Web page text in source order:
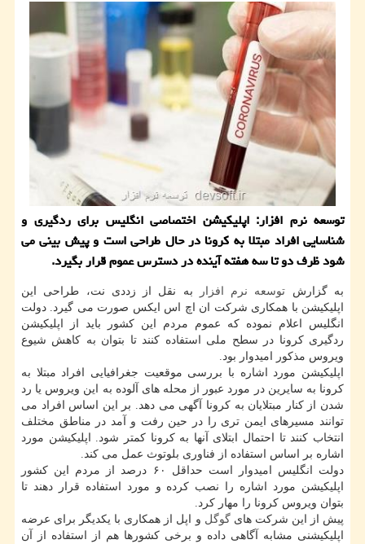
توسعه نرم افزار: اپلیكیشن اختصاصی انگلیس برای ردگیری و
شناسایی افراد مبتلا به كرونا در حال طراحی است و پیش بینی می
شود ظرف دو تا سه هفته آینده در دسترس عموم قرار بگیرد.
به گزارش توسعه نرم افزار
به نقل از زددی نت، طراحی این
اپلیکیشن با همکاری شرکت ان اچ اس ایکس صورت می گیرد. دولت
انگلیس اعلام نموده که عموم مردم این کشور باید از اپلیکیشن
ردگیری کرونا در سطح ملی استفاده کنند تا بتوان به کاهش شیوع
ویروس مذکور امیدوار بود.
اپلیکیشن مورد اشاره با بررسی موقعیت جغرافیایی افراد مبتلا به
کرونا به سایرین در مورد عبور از محله های آلوده به این ویروس یا رد
شدن از کنار مبتلایان به کرونا آگهی می دهد. بر این اساس افراد می
توانند مسیرهای ایمن تری را در حین رفت و آمد در مناطق مختلف
انتخاب کنند تا احتمال ابتلای آنها به کرونا کمتر شود. اپلیکیشن مورد
اشاره بر اساس استفاده از فناوری بلوتوث عمل می کند.
دولت انگلیس امیدوار است حداقل ۶۰ درصد از مردم این کشور
اپلیکیشن مورد اشاره را نصب کرده و مورد استفاده قرار دهند تا
بتوان ویروس کرونا را مهار کرد.
پیش از این شرکت هایگوگل و اپل از همکاری با یکدیگر برای عرضه
اپلیکیشنی مشابه آگاهی داده و برخی کشورها هم از استفاده از آن